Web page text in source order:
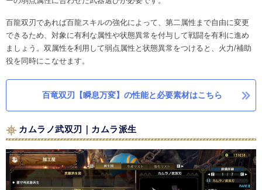
百龍双刃であれば百龍スキルの強化によって、第二属性まで自由に変更
できるため、対象に有利な属性や状態異常を付与して戦闘を有利に進め
ましょう。双属性を利用して弱点属性と状態異常をつけると、火力/補助
役を同時にこなせます。
百竜双刃【瞬息万変】の性能と必要素材はこちら
カムラノ武双刃｜カムラ派生